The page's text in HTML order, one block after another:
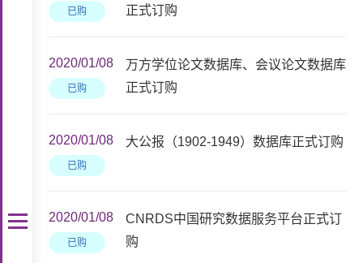
已购
正式订购
2020/01/08
已购
万方学位论文数据库、会议论文数据库
正式订购
2020/01/08
已购
大公报（1902-1949）数据库正式订购
2020/01/08
已购
CNRDS中国研究数据服务平台正式订
购